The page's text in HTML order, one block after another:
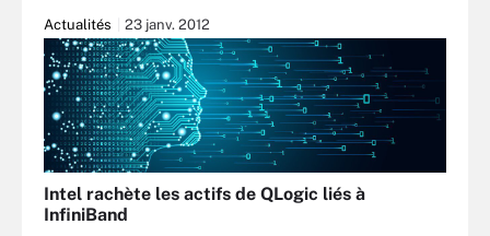
Actualités 23 janv. 2012
Intel rachète les actifs de QLogic liés à
InfiniBand